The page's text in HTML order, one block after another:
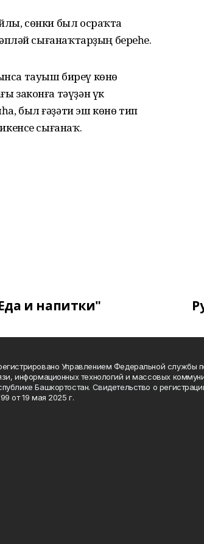
сөнки был осраҡта
сығанаҡтарҙың береһе.
тауыш биреү көнө
законға тәүҙән үк
был ғәҙәти эш көнө тип
сығанаҡ.
и напитки"
Управлением Федеральной службы
информационных технологий и массовых
Башкортостан. Свидетельство о
от 19 мая 2025 г.